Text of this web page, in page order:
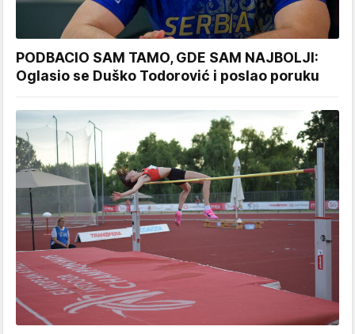
PODBACIO SAM TAMO, GDE SAM NAJBOLJI:
Oglasio se Duško Todorović i poslao poruku